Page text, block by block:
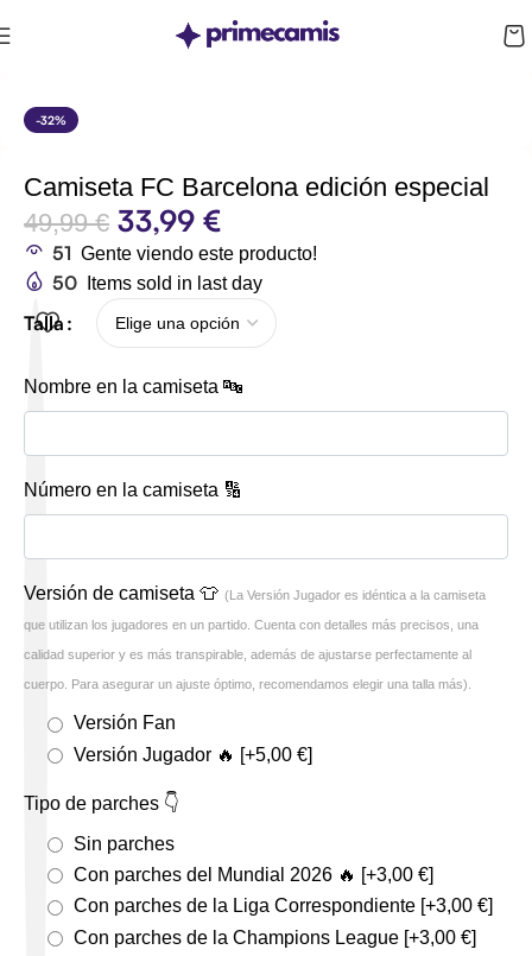
-32%
Camiseta FC Barcelona edición especial
49,99€ 33,99 €
51 Gente viendo este producto!
50 Items sold in last day
Talla
Nombre en la camiseta 🔤
Número en la camiseta 🔢
Versión de camiseta 👕 (La Versión Jugador es idéntica a la camiseta
que utilizan los jugadores en un partido. Cuenta con detalles más precisos, una
calidad superior y es más transpirable, además de ajustarse perfectamente al
cuerpo. Para asegurar un ajuste óptimo, recomendamos elegir una talla más).
Versión Fan
Versión Jugador 🔥 [+5,00 €]
Tipo de parches 👇
Sin parches
Con parches del Mundial 2026 🔥 [+3,00 €]
Con parches de la Liga Correspondiente [+3,00 €]
Con parches de la Champions League [+3,00 €]